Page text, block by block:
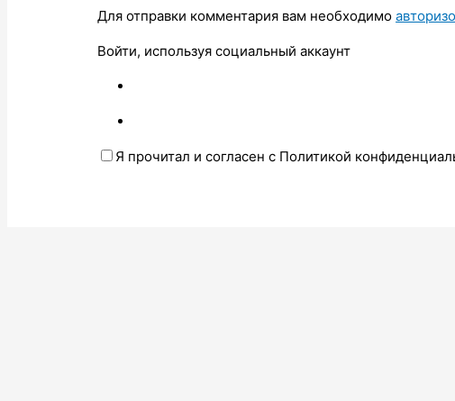
Для отправки комментария вам необходимо
Войти, используя социальный аккаунт
Я прочитал и согласен с Политикой